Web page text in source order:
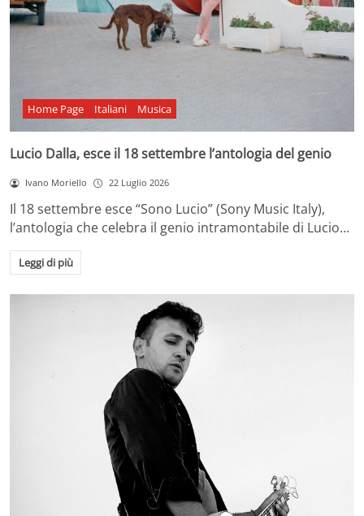
Home Page Italiani Musica
Lucio Dalla, esce il 18 settembre l’antologia del genio
Ivano Moriello 22 Luglio 2026
Il 18 settembre esce “Sono Lucio” (Sony Music Italy),
l’antologia che celebra il genio intramontabile di Lucio…
Leggi di più